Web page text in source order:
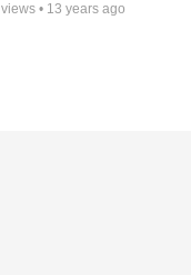
views • 13 years ago